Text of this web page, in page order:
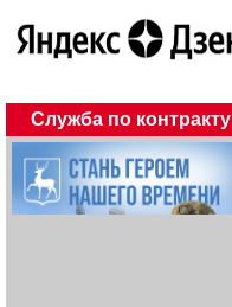
Служба по контракту